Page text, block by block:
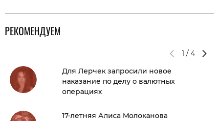
РЕКОМЕНДУЕМ
1 / 4
Для Лерчек запросили новое
наказание по делу о валютных
операциях
17-летняя Алиса Молоканова